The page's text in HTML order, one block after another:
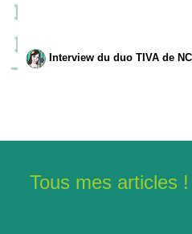
Interview du duo TIVA de
Tous mes articles !